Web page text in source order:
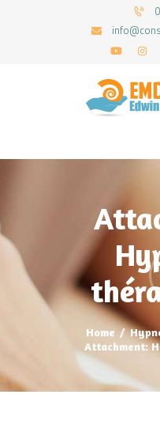
Home
Attachment:
ACCUEIL
MON
ARTICLES
PRENEZ UN